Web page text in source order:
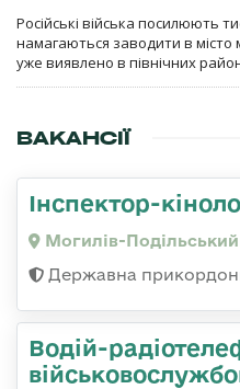
Російські війська посилюють
намагаються заводити в місто
уже виявлено в північних
ВАКАНСІЇ
Інспектор-
Могилів-Подільський
Державна
Водій-